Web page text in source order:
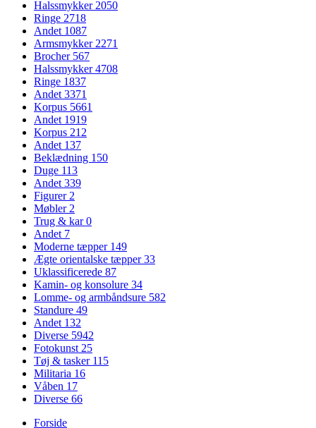
Halssmykker2050
Ringe 2718
Andet 1087
Armsmykker2271
Brocher 567
Halssmykker4708
Ringe 1837
Andet3371
Korpus 5661
Andet 1919
Korpus 212
Andet 137
Beklædning 150
Duge 113
Andet339
Figurer2
Møbler2
Trug & kar0
Andet 7
Moderne tæpper 149
Ægte orientalske tæpper33
Uklassificerede 87
Kamin- og konsolure 34
Lomme- og armbåndsure 582
Standure 49
Andet 132
Diverse 5942
Fotokunst25
Tøj & tasker 115
Militaria 16
Våben 17
Diverse 66
Forside